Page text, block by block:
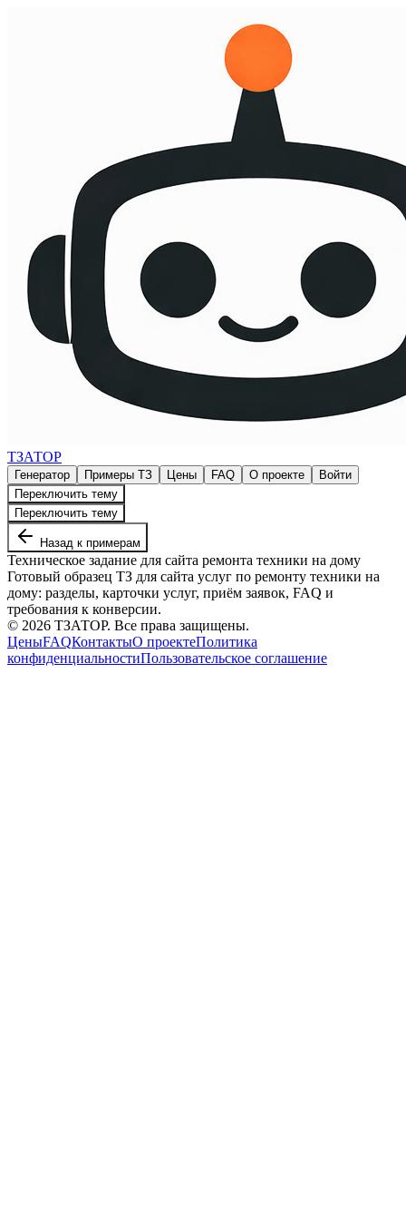
ТЗАТОР
Генератор Примеры ТЗ Цены FAQ О проекте
Войти
Переключить тему
Переключить тему
Назад к примерам
Техническое задание для сайта ремонта техники на дому
Готовый образец ТЗ для сайта услуг по ремонту техники на
дому: разделы, карточки услуг, приём заявок, FAQ и
требования к конверсии.
© 2026 ТЗАТОР. Все права защищены.
ЦеныFAQКонтактыО проектеПолитика
конфиденциальностиПользовательское соглашение